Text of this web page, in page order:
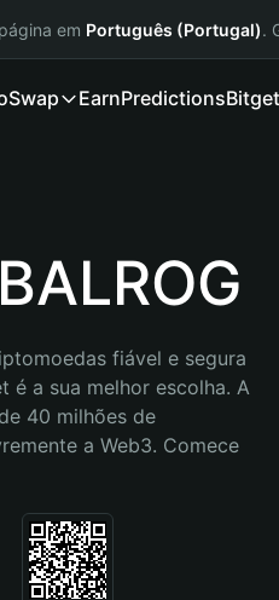
em Português (Portugal).
Swap EarnPredictions
fiável e segura
é a sua melhor escolha. A
40 milhões de
a Web3. Comece